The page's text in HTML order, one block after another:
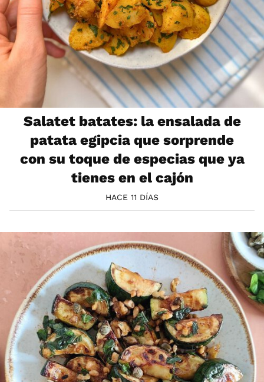
Salatet batates: la ensalada de
patata egipcia que sorprende
con su toque de especias que ya
tienes en el cajón
HACE 11 DÍAS